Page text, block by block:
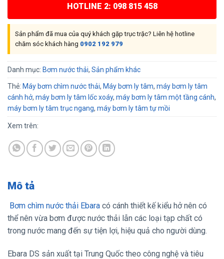
HOTLINE 2: 098 815 458
Sản phẩm đã mua của quý khách gặp trục trặc? Liên hệ hotline
chăm sóc khách hàng 0902 192 979
Danh mục: Bơm nước thải, Sản phẩm khác
Thẻ: Máy bơm chìm nước thải, Máy bơm ly tâm, máy bơm ly tâm
cánh hở, máy bơm ly tâm lốc xoáy, máy bơm ly tâm một tầng cánh,
máy bơm ly tâm trục ngang, máy bơm ly tâm tự mồi
Xem trên:
Mô tả
Bơm chìm nước thải Ebara có cánh thiết kế kiểu hở nên có
thể nên vừa bơm được nước thải lẫn các loại tạp chất có
trong nước mang đến sự tiện lợi, hiệu quả cho người dùng.
Ebara DS sản xuất tại Trung Quốc theo công nghệ và tiêu